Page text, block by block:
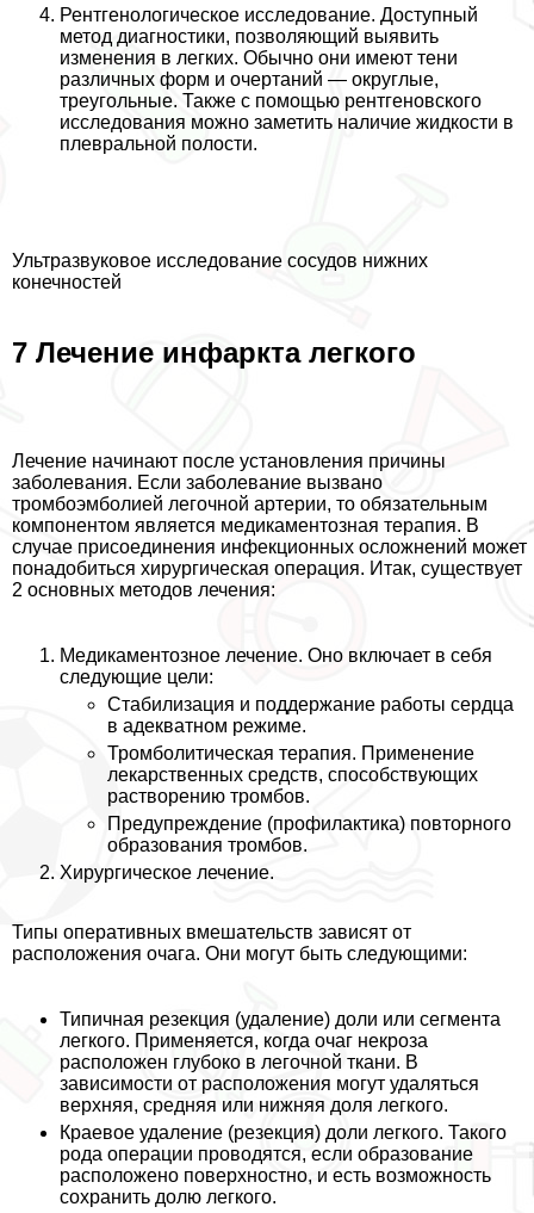
Рентгенологическое исследование. Доступный
метод диагностики, позволяющий выявить
изменения в легких. Обычно они имеют тени
различных форм и очертаний — округлые,
треугольные. Также с помощью рентгеновского
исследования можно заметить наличие жидкости в
плевральной полости.
Ультразвуковое исследование сосудов нижних
конечностей
7 Лечение инфаркта легкого
Лечение начинают после установления причины
заболевания. Если заболевание вызвано
тромбоэмболией легочной артерии, то обязательным
компонентом является медикаментозная терапия. В
случае присоединения инфекционных осложнений может
понадобиться хирургическая операция. Итак, существует
2 основных методов лечения:
Медикаментозное лечение. Оно включает в себя
следующие цели:
Стабилизация и поддержание работы сердца
в адекватном режиме.
Тромболитическая терапия. Применение
лекарственных средств, способствующих
растворению тромбов.
Предупреждение (профилактика) повторного
образования тромбов.
Хирургическое лечение.
Типы оперативных вмешательств зависят от
расположения очага. Они могут быть следующими:
Типичная резекция (удаление) доли или сегмента
легкого. Применяется, когда очаг некроза
расположен глубоко в легочной ткани. В
зависимости от расположения могут удаляться
верхняя, средняя или нижняя доля легкого.
Краевое удаление (резекция) доли легкого. Такого
рода операции проводятся, если образование
расположено поверхностно, и есть возможность
сохранить долю легкого.